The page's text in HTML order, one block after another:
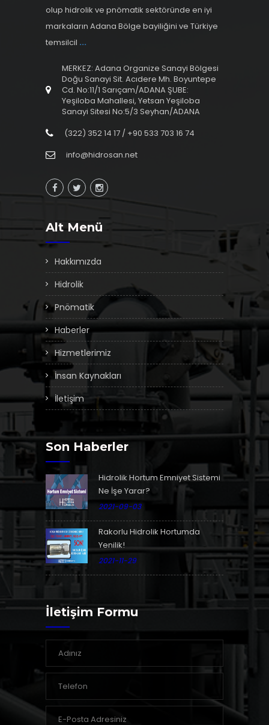
olup hidrolik ve pnömatik sektöründe en iyi
markaların Adana Bölge bayiliğini ve Türkiye
temsilcil ...
MERKEZ: Adana Organize Sanayi Bölgesi
Doğu Sanayi Sit. Acıdere Mh. Boyuntepe
Cd. No:11/1 Sarıçam/ADANA ŞUBE:
Yeşiloba Mahallesi, Yetsan Yeşiloba
Sanayi Sitesi No:5/3 Seyhan/ADANA
(322) 352 14 17 / +90 533 703 16 74
info@hidrosan.net
Alt Menü
Hakkımızda
Hidrolik
Pnömatik
Haberler
Hizmetlerimiz
İnsan Kaynakları
İletişim
Son Haberler
Hidrolik Hortum Emniyet Sistemi
Ne İşe Yarar?
2021-09-03
Rakorlu Hidrolik Hortumda
Yenilik!
2021-11-29
İletişim Formu